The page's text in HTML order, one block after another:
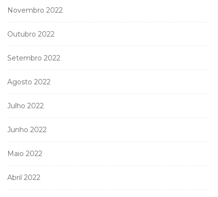
Novembro 2022
Outubro 2022
Setembro 2022
Agosto 2022
Julho 2022
Junho 2022
Maio 2022
Abril 2022